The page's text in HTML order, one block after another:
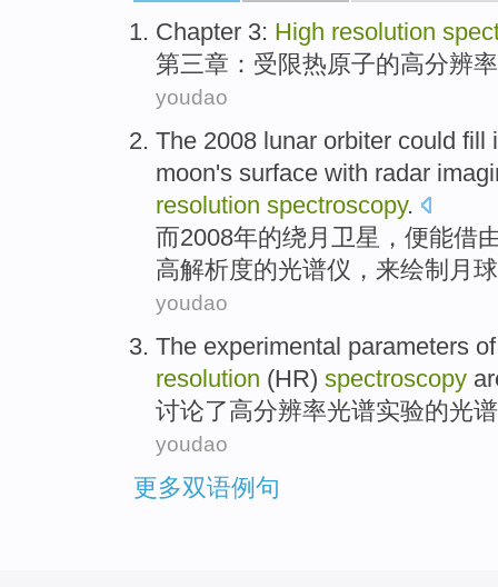
Chapter 3: High resolution
第三章 ： 受限热原子的高分辨率
youdao
The 2008 lunar orbiter could fill
moon's surface with radar
resolution spectroscopy.
而2008年的绕月 卫星 ，便能借
高解析度的光谱仪 ， 来绘制 月球
youdao
The experimental parameters of
resolution (HR) spectroscopy
讨论了高分辨率光谱实验的光
youdao
更多双语例句